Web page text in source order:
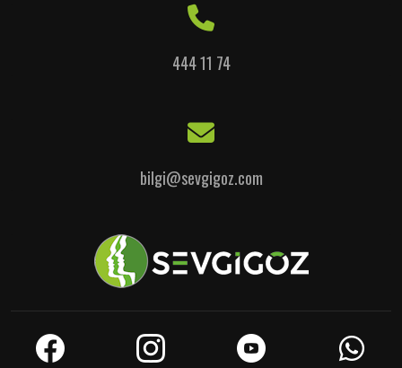
444 11 74
bilgi@sevgigoz.com